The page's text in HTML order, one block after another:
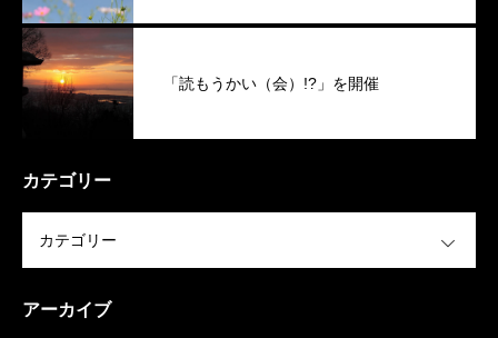
「読もうかい（会）!?」を開催
カテゴリー
アーカイブ